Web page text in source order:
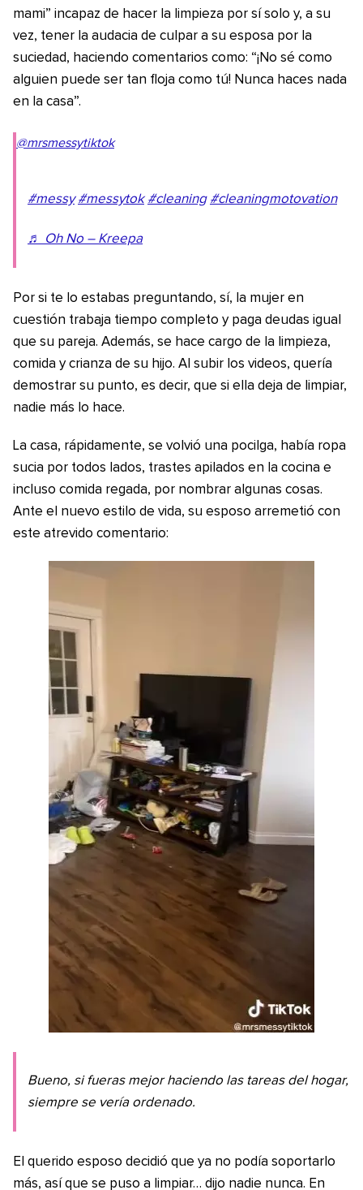
mami” incapaz de hacer la limpieza por sí solo y, a su
vez, tener la audacia de culpar a su esposa por la
suciedad, haciendo comentarios como: “¡No sé como
alguien puede ser tan floja como tú! Nunca haces nada
en la casa”.
@mrsmessytiktok
#messy #messytok #cleaning #cleaningmotovation
♬ Oh No – Kreepa
Por si te lo estabas preguntando, sí, la mujer en
cuestión trabaja tiempo completo y paga deudas igual
que su pareja. Además, se hace cargo de la limpieza,
comida y crianza de su hijo. Al subir los videos, quería
demostrar su punto, es decir, que si ella deja de limpiar,
nadie más lo hace.
La casa, rápidamente, se volvió una pocilga, había ropa
sucia por todos lados, trastes apilados en la cocina e
incluso comida regada, por nombrar algunas cosas.
Ante el nuevo estilo de vida, su esposo arremetió con
este atrevido comentario:
Bueno, si fueras mejor haciendo las tareas del hogar,
siempre se vería ordenado.
El querido esposo decidió que ya no podía soportarlo
más, así que se puso a limpiar… dijo nadie nunca. En